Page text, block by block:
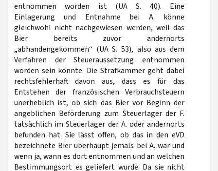
entnommen worden ist (UA S. 40). Eine
Einlagerung und Entnahme bei A. könne
gleichwohl nicht nachgewiesen werden, weil das
Bier bereits zuvor andernorts
„abhandengekommen“ (UA S. 53), also aus dem
Verfahren der Steueraussetzung entnommen
worden sein könnte. Die Strafkammer geht dabei
rechtsfehlerhaft davon aus, dass es für das
Entstehen der französischen Verbrauchsteuern
unerheblich ist, ob sich das Bier vor Beginn der
angeblichen Beförderung zum Steuerlager der F.
tatsächlich im Steuerlager der A. oder andernorts
befunden hat. Sie lässt offen, ob das in den eVD
bezeichnete Bier überhaupt jemals bei A. war und
wenn ja, wann es dort entnommen und an welchen
Bestimmungsort es geliefert wurde. Da sie nicht